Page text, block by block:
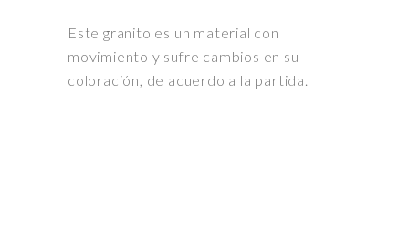
Este granito es un material con
movimiento y sufre cambios en su
coloración, de acuerdo a la partida.